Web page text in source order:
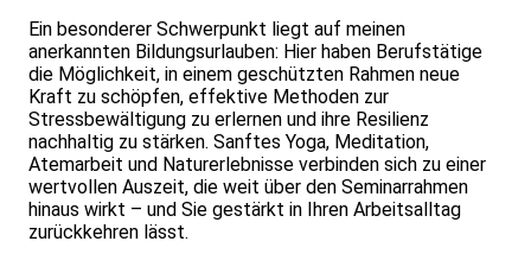
Ein besonderer Schwerpunkt liegt auf meinen
anerkannten Bildungsurlauben: Hier haben Berufstätige
die Möglichkeit, in einem geschützten Rahmen neue
Kraft zu schöpfen, effektive Methoden zur
Stressbewältigung zu erlernen und ihre Resilienz
nachhaltig zu stärken. Sanftes Yoga, Meditation,
Atemarbeit und Naturerlebnisse verbinden sich zu einer
wertvollen Auszeit, die weit über den Seminarrahmen
hinaus wirkt – und Sie gestärkt in Ihren Arbeitsalltag
zurückkehren lässt.